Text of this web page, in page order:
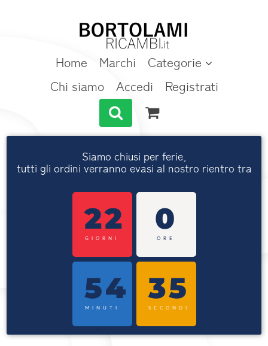
Home Marchi
Categorie
Chi siamo
Accedi Registrati
Siamo chiusi per ferie,
tutti gli ordini verranno evasi al nostro rientro tra
22
GIORNI
0
ORE
54
MINUTI
35
SECONDI